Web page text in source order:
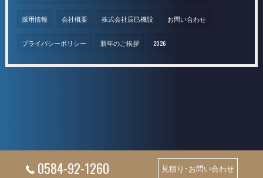
採用情報 会社概要 株式会社辰巳機設 お問い合わせ
プライバシーポリシー 新年のご挨拶 2026
0584-92-1260 見積り･お問い合わせ